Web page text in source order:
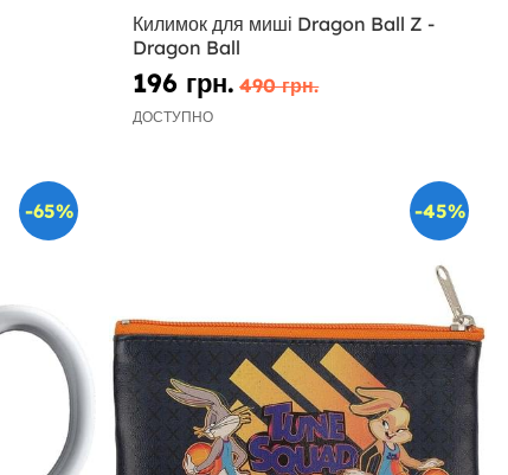
Килимок для миші Dragon Ball Z -
Dragon Ball
196 грн. 490 грн.
ДОСТУПНО
-65% -45%